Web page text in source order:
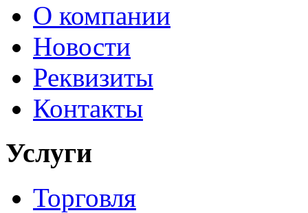
О компании
Новости
Реквизиты
Контакты
Услуги
Торговля